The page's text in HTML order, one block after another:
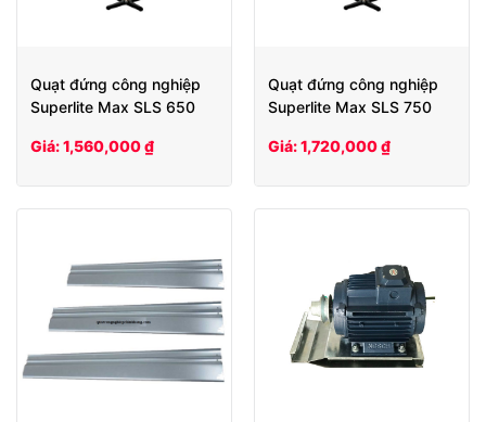
Quạt đứng công nghiệp
Superlite Max SLS 650
Giá: 1,560,000 ₫
Quạt đứng công nghiệp
Superlite Max SLS 750
Giá: 1,720,000 ₫